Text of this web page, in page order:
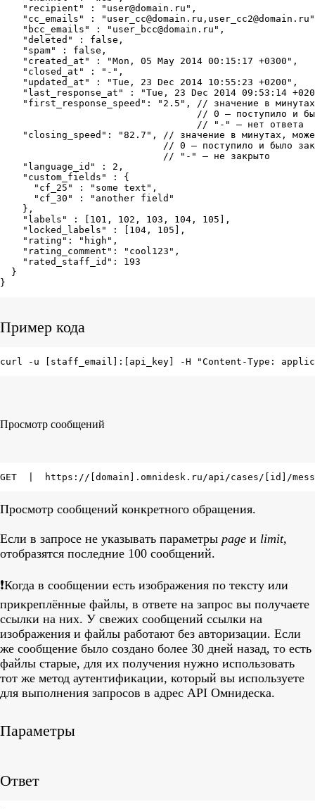
    "recipient" : "user@domain.ru",
"cc_emails" :
    "bcc_emails" : "user_bcc@domain.ru",
    "deleted" : false,
    "spam" : false,
    "created_at" : "Mon, 05 May 2014 00:15:17 +0300",
    "closed_at" : "-",
    "updated_at" : "Tue, 23 Dec 2014 10:55:23 +0200",
"last_response_at" : "Tue, 23 Dec 2014 09:53:14
"first_response_speed": "2.5", // значение в
// 0 — поступило и
                                   // "-" — нет ответа
"closing_speed": "82.7", // значение в минутах,
// 0 — поступило и было
                             // "-" — не закрыто
    "language_id" : 2,
    "custom_fields" : {
      "cf_25" : "some text",
      "cf_30" : "another field"
    },
    "labels" : [101, 102, 103, 104, 105],
    "locked_labels" : [104, 105],
    "rating": "high",
    "rating_comment": "cool123",
    "rated_staff_id": 193
  }
}
Пример кода
curl -u [staff_email]:[api_key] -H "Content-Type:
Просмотр сообщений
GET  |  https://[domain].omnidesk.ru/api/cases/[id]/
Просмотр сообщений конкретного обращения.
Если в запросе не указывать параметры page и limit,
отобразятся последние 100 сообщений.
❗️Когда в сообщении есть изображения по тексту или
прикреплённые файлы, в ответе на запрос вы получаете
ссылки на них. У свежих сообщений ссылки на
изображения и файлы работают без авторизации. Если
же сообщение было создано более 30 дней назад, то есть
файлы старые, для их получения нужно использовать
тот же метод аутентификации, который вы используете
для выполнения запросов в адрес API Омнидеска.
Параметры
Ответ